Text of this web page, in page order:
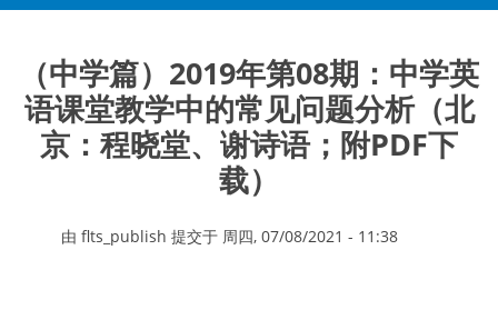
（中学篇）2019年第08期：中学英
语课堂教学中的常见问题分析（北
京：程晓堂、谢诗语；附PDF下
载）
由 flts_publish 提交于 周四, 07/08/2021 - 11:38